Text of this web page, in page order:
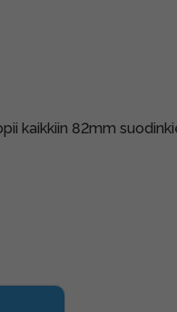
kaikkiin 82mm